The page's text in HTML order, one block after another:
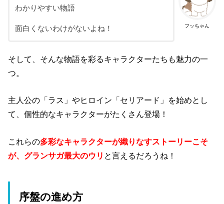
フッちゃん
わかりやすい物語
面白くないわけがないよね！
そして、そんな物語を彩るキャラクターたちも魅力の一
つ。
主人公の「ラス」やヒロイン「セリアード」を始めとし
て、個性的なキャラクターがたくさん登場！
これらの多彩なキャラクターが織りなすストーリーこそ
が、グランサガ最大のウリ と言えるだろうね！
序盤の進め方